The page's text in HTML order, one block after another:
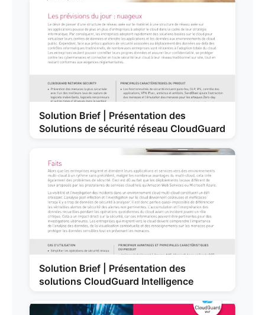
Solution Brief | Présentation des
Solutions de sécurité réseau CloudGuard
Solution Brief | Présentation des
solutions CloudGuard Intelligence